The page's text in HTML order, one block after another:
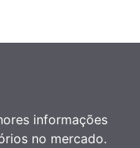
informações
no mercado.